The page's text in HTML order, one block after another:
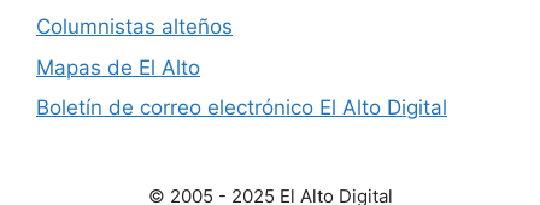
Columnistas alteños
Mapas de El Alto
Boletín de correo electrónico El Alto Digital
© 2005 - 2025 El Alto Digital